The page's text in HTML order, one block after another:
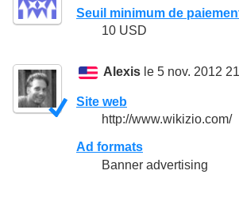
Seuil minimum de
10 USD
Alexis le 5 nov. 2012
Site web
http://www.wikizio.com/
Ad formats
Banner advertising